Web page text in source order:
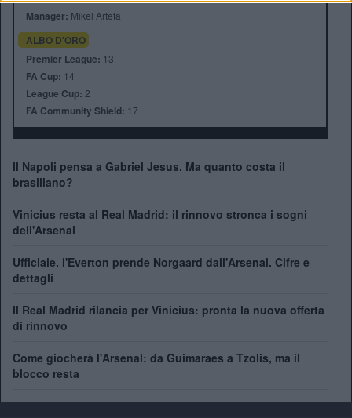
Manager: Mikel Arteta
ALBO D'ORO
Premier League: 13
FA Cup: 14
League Cup: 2
FA Community Shield: 17
Il Napoli pensa a Gabriel Jesus. Ma quanto costa il
brasiliano?
Vinicius resta al Real Madrid: il rinnovo stronca i sogni
dell'Arsenal
Ufficiale. l'Everton prende Norgaard dall'Arsenal. Cifre e
dettagli
Il Real Madrid rilancia per Vinicius: pronta la nuova offerta
di rinnovo
Come giocherà l'Arsenal: da Guimaraes a Tzolis, ma il
blocco resta